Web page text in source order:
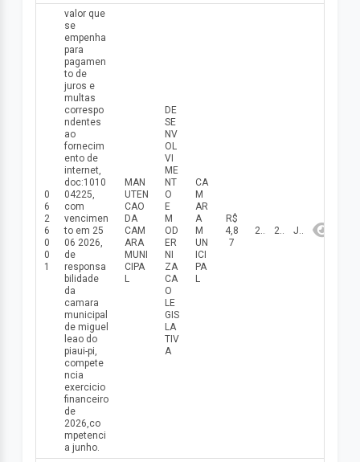
0
6
2
6
0
0
1
valor que
se
empenha
para
pagamen
to de
juros e
multas
correspo
ndentes
ao
fornecim
ento de
internet,
doc:1010
04225,
com
vencimen
to em 25
06 2026,
de
responsa
bilidade
da
camara
municipal
de miguel
leao do
piaui-pi,
compete
ncia
exercicio
financeiro
de
2026,co
mpetenci
a junho.
MAN
UTEN
CAO
DA
CAM
ARA
MUNI
CIPA
L
DE
SE
NV
OL
VI
ME
NT
O
E
M
OD
ER
NI
ZA
CA
O
LE
GIS
LA
TIV
A
CA
M
AR
A
M
UN
ICI
PA
L
R$
4,8
7
26/06/2026 2026 Junho